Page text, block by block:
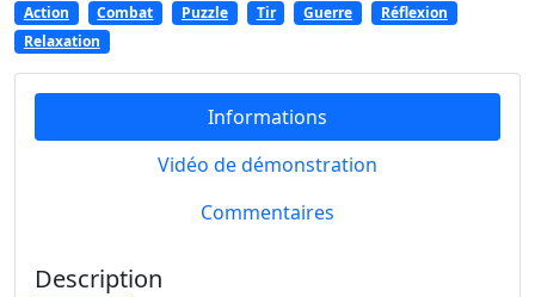
Action Combat Puzzle Tir Guerre
Réflexion
Relaxation
Informations
Vidéo de démonstration
Commentaires
Description